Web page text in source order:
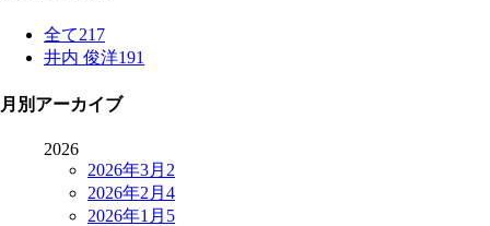
全て217
井内 俊洋191
月別アーカイブ
2026
2026年3月 2
2026年2月 4
2026年1月 5